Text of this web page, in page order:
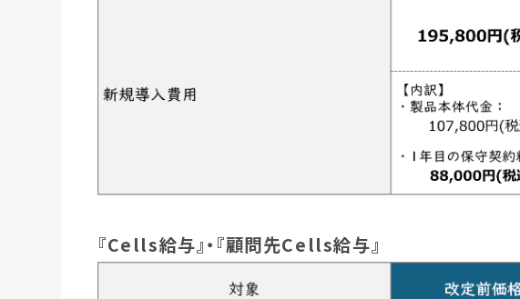
『Cells給与』・『顧問先Cells給与』